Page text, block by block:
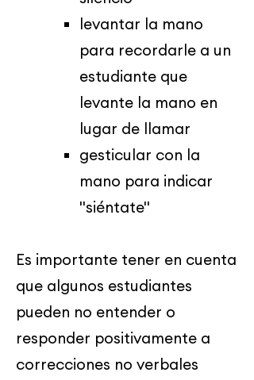
levantar la mano
para recordarle a un
estudiante que
levante la mano en
lugar de llamar
gesticular con la
mano para indicar
"siéntate"
Es importante tener en cuenta
que algunos estudiantes
pueden no entender o
responder positivamente a
correcciones no verbales